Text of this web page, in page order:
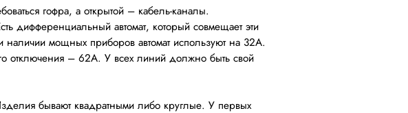
гофра, а открытой – кабель-каналы.
дифференциальный автомат, который совмещает эти
мощных приборов автомат используют на 32А.
отключения – 62А. У всех линий должно быть свой
бывают квадратными либо круглые. У первых